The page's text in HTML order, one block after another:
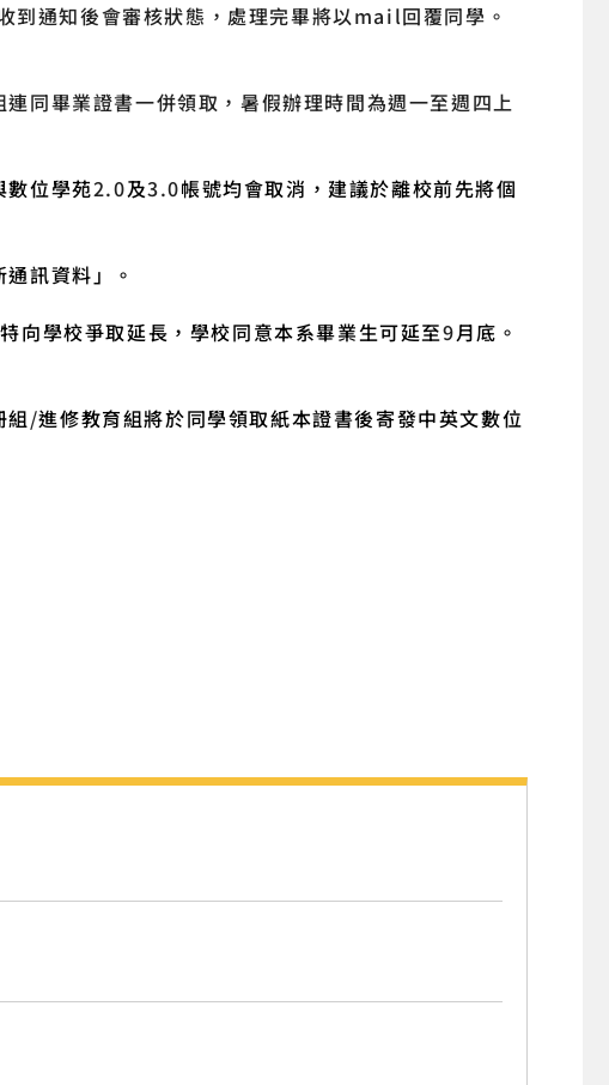
到通知後會審核狀態，處理完畢將以mail回覆同學。
同畢業證書一併領取，暑假辦理時間為週一至週四上
數位學苑2.0及3.0帳號均會取消，建議於離校前先將個
訊資料」。
向學校爭取延長，學校同意本系畢業生可延至9月底。
組/進修教育組將於同學領取紙本證書後寄發中英文數位